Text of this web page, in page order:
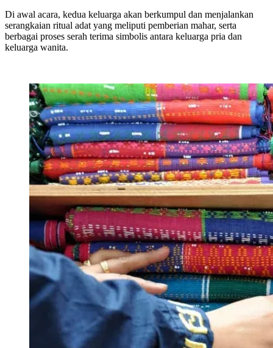
Di awal acara, kedua keluarga akan berkumpul dan menjalankan
serangkaian ritual adat yang meliputi pemberian mahar, serta
berbagai proses serah terima simbolis antara keluarga pria dan
keluarga wanita.